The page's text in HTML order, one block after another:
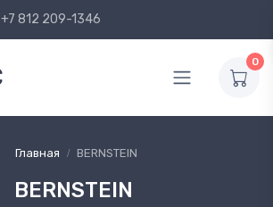
+7 812 209-1346
0
Главная BERNSTEIN
BERNSTEIN